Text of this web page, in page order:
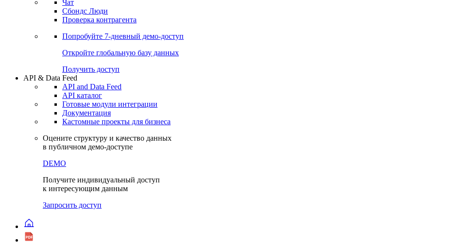
Чат
Сбондс Люди
Проверка контрагента
Попробуйте 7-дневный демо-доступ
Откройте глобальную базу данных
Получить доступ
API & Data Feed
API and Data Feed
API каталог
Готовые модули интеграции
Документация
Кастомные проекты для бизнеса
Оцените структуру и качество данных
в публичном демо-доступе
DEMO
Получите индивидуальный доступ
к интересующим данным
Запросить доступ